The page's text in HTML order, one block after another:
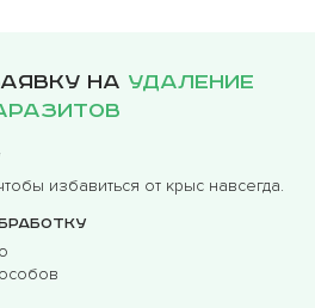
на удаление
избавиться от крыс навсегда.